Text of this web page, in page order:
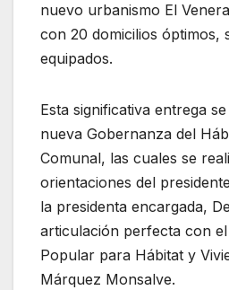
nuevo urbanismo El
con 20 domicilios óptimos,
equipados.
Esta significativa entrega
nueva Gobernanza del
Comunal, las cuales se
orientaciones del
la presidenta encargada,
articulación perfecta con
Popular para Hábitat y
Márquez Monsalve.